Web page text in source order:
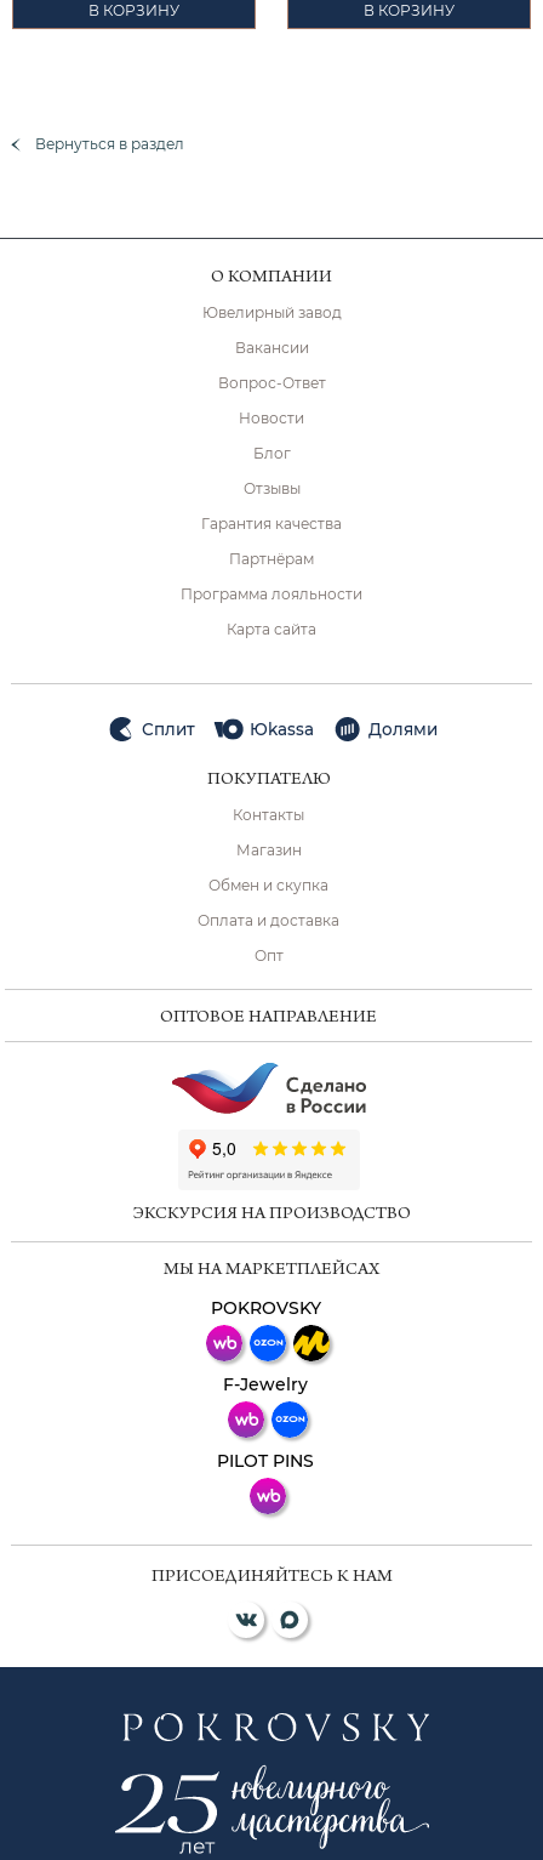
В КОРЗИНУ В КОРЗИНУ
Вернуться в раздел
О КОМПАНИИ
Ювелирный завод
Вакансии
Вопрос-Ответ
Новости
Блог
Отзывы
Гарантия качества
Партнёрам
Программа лояльности
Карта сайта
Сплит Юkassa Долями
ПОКУПАТЕЛЮ
Контакты
Магазин
Обмен и скупка
Оплата и доставка
Опт
ОПТОВОЕ НАПРАВЛЕНИЕ
ЭКСКУРСИЯ НА ПРОИЗВОДСТВО
МЫ НА МАРКЕТПЛЕЙСАХ
POKROVSKY
F-Jewelry
PILOT PINS
ПРИСОЕДИНЯЙТЕСЬ К НАМ